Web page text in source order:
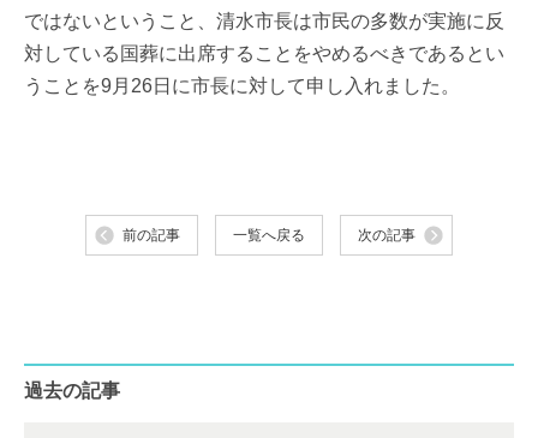
ではないということ、清水市長は市民の多数が実施に反
対している国葬に出席することをやめるべきであるとい
うことを9月26日に市長に対して申し入れました。
前の記事 一覧へ戻る 次の記事
過去の記事